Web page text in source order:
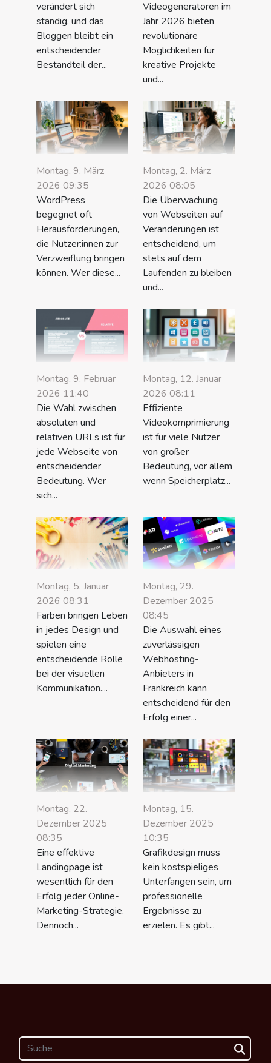
verändert sich
ständig, und das
Bloggen bleibt ein
entscheidender
Bestandteil der...
Videogeneratoren im
Jahr 2026 bieten
revolutionäre
Möglichkeiten für
kreative Projekte
und...
Montag, 9. März
2026 09:35
WordPress
begegnet oft
Herausforderungen,
die Nutzer:innen zur
Verzweiflung bringen
können. Wer diese...
Montag, 2. März
2026 08:05
Die Überwachung
von Webseiten auf
Veränderungen ist
entscheidend, um
stets auf dem
Laufenden zu bleiben
und...
Montag, 9. Februar
2026 11:40
Die Wahl zwischen
absoluten und
relativen URLs ist für
jede Webseite von
entscheidender
Bedeutung. Wer
sich...
Montag, 12. Januar
2026 08:11
Effiziente
Videokomprimierung
ist für viele Nutzer
von großer
Bedeutung, vor allem
wenn Speicherplatz...
Montag, 5. Januar
2026 08:31
Farben bringen Leben
in jedes Design und
spielen eine
entscheidende Rolle
bei der visuellen
Kommunikation....
Montag, 29.
Dezember 2025
08:45
Die Auswahl eines
zuverlässigen
Webhosting-
Anbieters in
Frankreich kann
entscheidend für den
Erfolg einer...
Montag, 22.
Dezember 2025
08:35
Eine effektive
Landingpage ist
wesentlich für den
Erfolg jeder Online-
Marketing-Strategie.
Dennoch...
Montag, 15.
Dezember 2025
10:35
Grafikdesign muss
kein kostspieliges
Unterfangen sein, um
professionelle
Ergebnisse zu
erzielen. Es gibt...